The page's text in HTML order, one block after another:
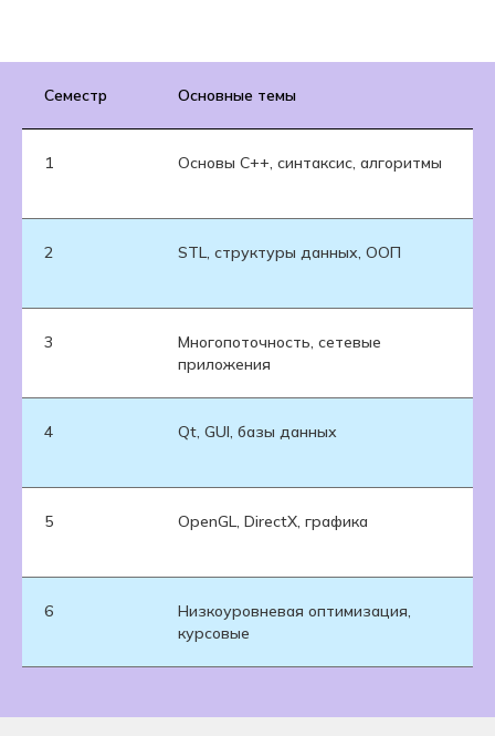
Семестр Основные темы
1 Основы C++, синтаксис, алгоритмы
2 STL, структуры данных, ООП
3
Многопоточность, сетевые
приложения
4 Qt, GUI, базы данных
5 OpenGL, DirectX, графика
6
Низкоуровневая оптимизация,
курсовые